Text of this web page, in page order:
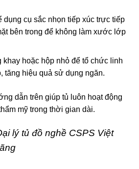
dụng cụ sắc nhọn tiếp xúc trực tiếp
bên trong để không làm xước lớp
khay hoặc hộp nhỏ để tổ chức linh
tăng hiệu quả sử dụng ngăn.
dẫn trên giúp tủ luôn hoạt động
mỹ trong thời gian dài.
lý tủ đồ nghề CSPS Việt